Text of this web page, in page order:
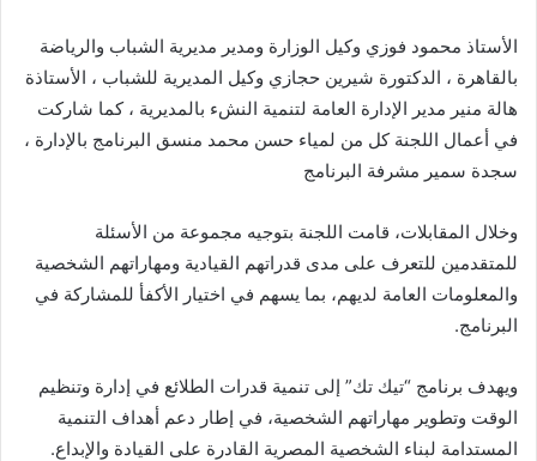
الأستاذ محمود فوزي وكيل الوزارة ومدير مديرية الشباب والرياضة
بالقاهرة ، الدكتورة شيرين حجازي وكيل المديرية للشباب ، الأستاذة
هالة منير مدير الإدارة العامة لتنمية النشء بالمديرية ، كما شاركت
في أعمال اللجنة كل من لمياء حسن محمد منسق البرنامج بالإدارة ،
سجدة سمير مشرفة البرنامج
وخلال المقابلات، قامت اللجنة بتوجيه مجموعة من الأسئلة
للمتقدمين للتعرف على مدى قدراتهم القيادية ومهاراتهم الشخصية
والمعلومات العامة لديهم، بما يسهم في اختيار الأكفأ للمشاركة في
البرنامج.
ويهدف برنامج “تيك تك” إلى تنمية قدرات الطلائع في إدارة وتنظيم
الوقت وتطوير مهاراتهم الشخصية، في إطار دعم أهداف التنمية
المستدامة لبناء الشخصية المصرية القادرة على القيادة والإبداع.